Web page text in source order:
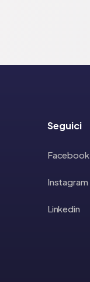
Seguici
Facebook
Instagram
Linkedin